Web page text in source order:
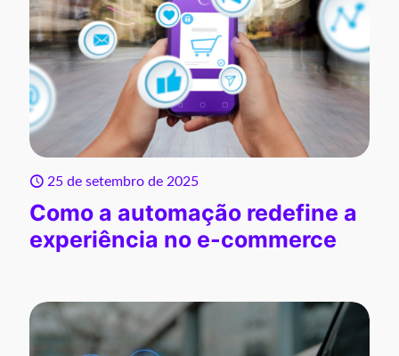
25 de setembro de 2025
Como a automação redefine a
experiência no e-commerce